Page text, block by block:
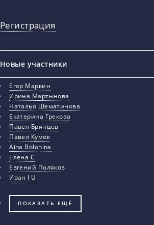
Регистрация
Новые участники
Егор Маркин
Ирина Мартынова
Наталья Шематинова
Екатерина Грекова
Павел Брянцев
Павел Кумок
Aina Bolonina
Елена С
Евгений Поляков
Иван I U
ПОКАЗАТЬ ЕЩЁ